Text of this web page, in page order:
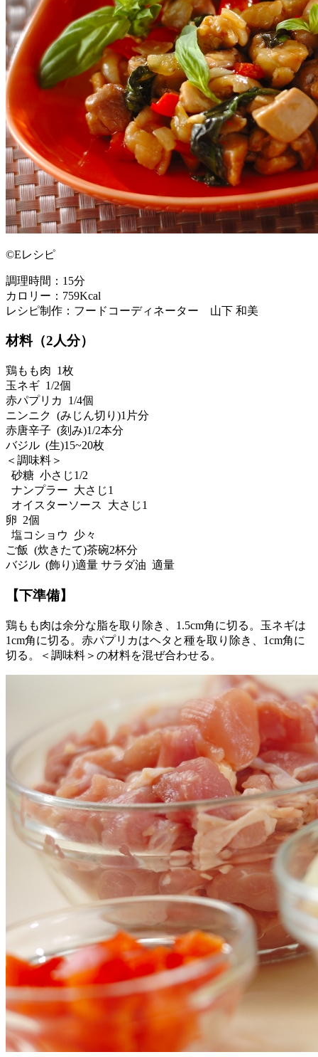
©Eレシピ
調理時間：15分
カロリー：759Kcal
レシピ制作：フードコーディネーター 山下 和美
材料（2人分）
鶏もも肉 1枚
玉ネギ 1/2個
赤パプリカ 1/4個
ニンニク (みじん切り)1片分
赤唐辛子 (刻み)1/2本分
バジル (生)15~20枚
＜調味料＞
砂糖 小さじ1/2
ナンプラー 大さじ1
オイスターソース 大さじ1
卵 2個
塩コショウ 少々
ご飯 (炊きたて)茶碗2杯分
バジル (飾り)適量 サラダ油 適量
【下準備】
鶏もも肉は余分な脂を取り除き、1.5cm角に切る。玉ネギは
1cm角に切る。赤パプリカはヘタと種を取り除き、1cm角に
切る。＜調味料＞の材料を混ぜ合わせる。